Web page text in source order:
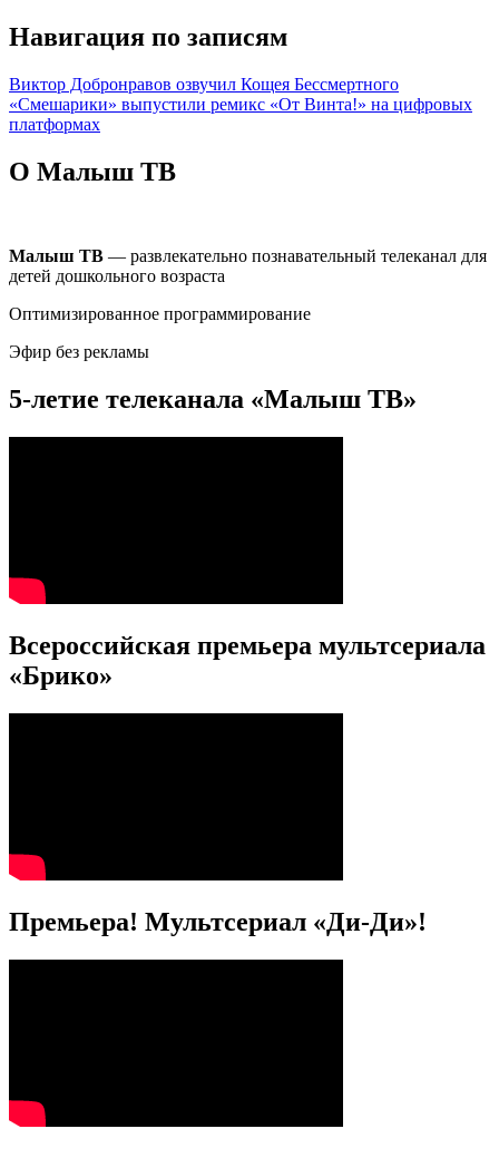
Навигация по записям
Виктор Добронравов озвучил Кощея Бессмертного
«Смешарики» выпустили ремикс «От Винта!» на цифровых
платформах
О Малыш ТВ
Малыш ТВ — развлекательно познавательный телеканал для
детей дошкольного возраста
Оптимизированное программирование
Эфир без рекламы
5-летие телеканала «Малыш ТВ»
Всероссийская премьера мультсериала
«Брико»
Премьера! Мультсериал «Ди-Ди»!